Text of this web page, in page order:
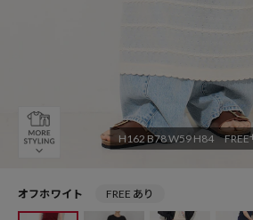
H162 B78 W59 H84 FREE
オフホワイト FREE あり